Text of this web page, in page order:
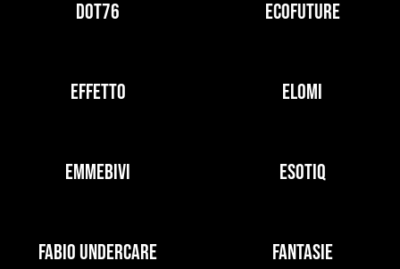
DOT76 ECOFUTURE
EFFETTO ELOMI
EMMEBIVI ESOTIQ
FABIO UNDERCARE FANTASIE